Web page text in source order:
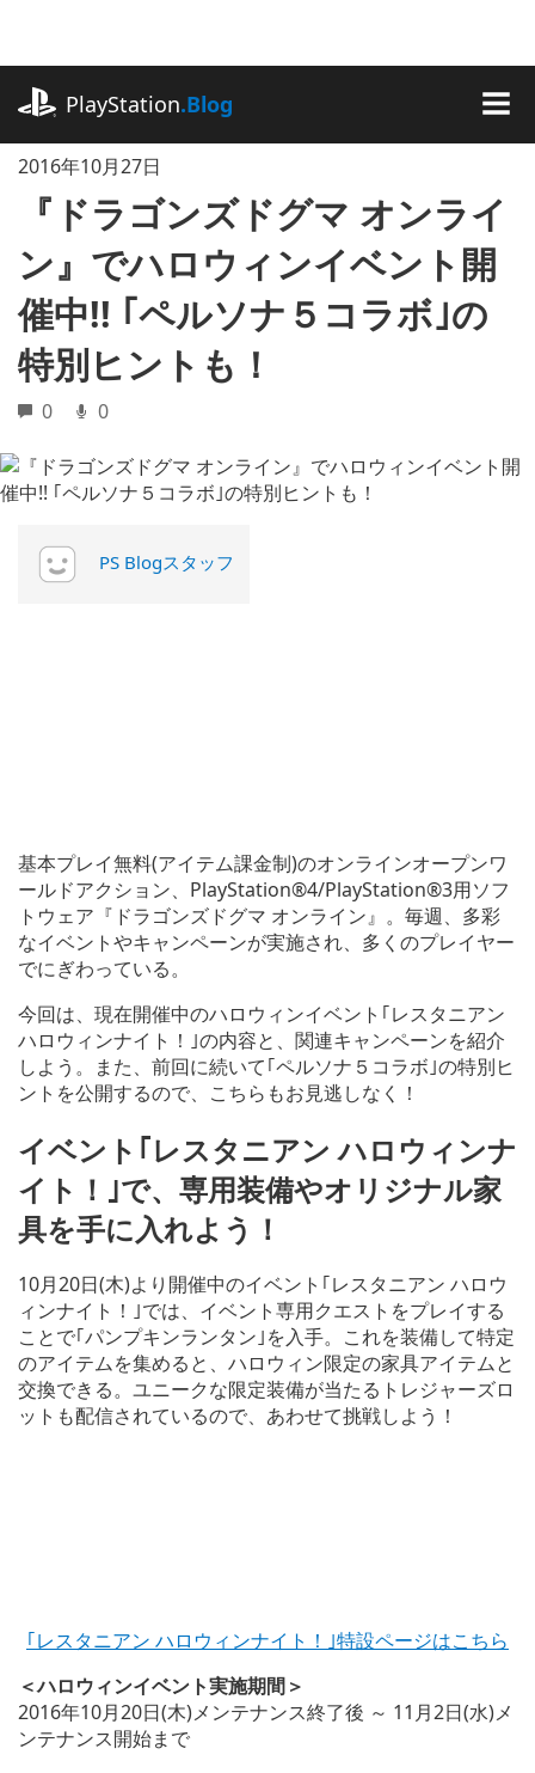
に
キ
ッ
プ
PlayStation.Blog
2016年10月27日
『ドラゴンズドグマ オンライ
ン』でハロウィンイベント開
催中!! ｢ペルソナ５コラボ｣の
特別ヒントも！
0 0
PS Blogスタッフ
基本プレイ無料(アイテム課金制)のオンラインオープンワ
ールドアクション、PlayStation®4/PlayStation®3用ソフ
トウェア『ドラゴンズドグマ オンライン』。毎週、多彩
なイベントやキャンペーンが実施され、多くのプレイヤー
でにぎわっている。
今回は、現在開催中のハロウィンイベント｢レスタニアン
ハロウィンナイト！｣の内容と、関連キャンペーンを紹介
しよう。また、前回に続いて｢ペルソナ５コラボ｣の特別ヒ
ントを公開するので、こちらもお見逃しなく！
イベント｢レスタニアン ハロウィンナ
イト！｣で、専用装備やオリジナル家
具を手に入れよう！
10月20日(木)より開催中のイベント｢レスタニアン ハロウ
ィンナイト！｣では、イベント専用クエストをプレイする
ことで｢パンプキンランタン｣を入手。これを装備して特定
のアイテムを集めると、ハロウィン限定の家具アイテムと
交換できる。ユニークな限定装備が当たるトレジャーズロ
ットも配信されているので、あわせて挑戦しよう！
｢レスタニアン ハロウィンナイト！｣特設ページはこちら
＜ハロウィンイベント実施期間＞
2016年10月20日(木)メンテナンス終了後 ～ 11月2日(水)メ
ンテナンス開始まで